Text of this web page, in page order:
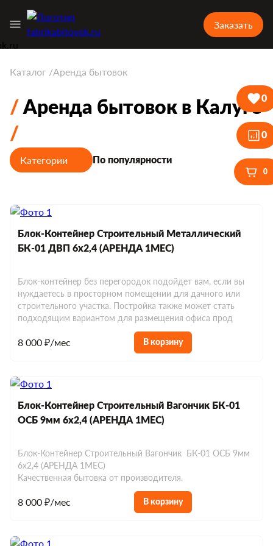
Заказать
Каталог Аренда бытовок
Аренда бытовок в Калуге
Категории По популярности
Блок-Контейнер Строительный Металлический
БК-01 ДВП 6х2,4 (АРЕНДА 1МЕС)
Блок-контейнер без перегородок подойдет вам, если вы
нуждаетесь в просторном помещении для дачного или
строительного участка. Постройка также может стать
подходящим вариантом для размещения офиса прод
8 000 ₽/мес В корзину
Блок-Контейнер Строительный Вагончик БК-01
ОСБ 9мм 6х2,4 (АРЕНДА 1МЕС)
Блок-Контейнер Строительный Вагончик БК-01 ОСБ 9мм
6х2,4 (АРЕНДА 1МЕС)
Качественная бытовка от производителя.
8 000 ₽/мес В корзину
0
0
0